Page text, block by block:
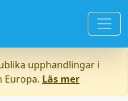
upphandlingar i
Europa. Läs mer